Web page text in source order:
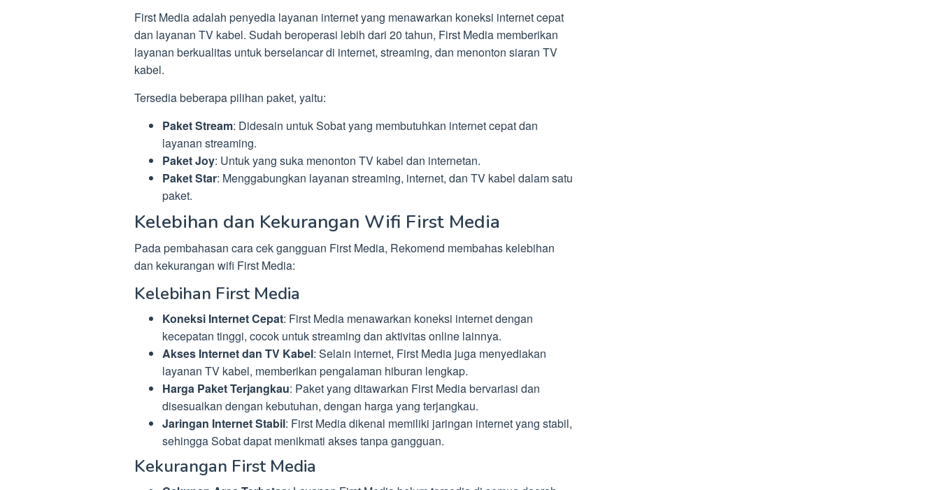
First Media adalah penyedia layanan internet yang menawarkan koneksi internet cepat
dan layanan TV kabel. Sudah beroperasi lebih dari 20 tahun, First Media memberikan
layanan berkualitas untuk berselancar di internet, streaming, dan menonton siaran TV
kabel.
Tersedia beberapa pilihan paket, yaitu:
Paket Stream: Didesain untuk Sobat yang membutuhkan internet cepat dan
layanan streaming.
Paket Joy: Untuk yang suka menonton TV kabel dan internetan.
Paket Star: Menggabungkan layanan streaming, internet, dan TV kabel dalam satu
paket.
Kelebihan dan Kekurangan Wifi First Media
Pada pembahasan cara cek gangguan First Media, Rekomend membahas kelebihan
dan kekurangan wifi First Media:
Kelebihan First Media
Koneksi Internet Cepat: First Media menawarkan koneksi internet dengan
kecepatan tinggi, cocok untuk streaming dan aktivitas online lainnya.
Akses Internet dan TV Kabel: Selain internet, First Media juga menyediakan
layanan TV kabel, memberikan pengalaman hiburan lengkap.
Harga Paket Terjangkau: Paket yang ditawarkan First Media bervariasi dan
disesuaikan dengan kebutuhan, dengan harga yang terjangkau.
Jaringan Internet Stabil: First Media dikenal memiliki jaringan internet yang stabil,
sehingga Sobat dapat menikmati akses tanpa gangguan.
Kekurangan First Media